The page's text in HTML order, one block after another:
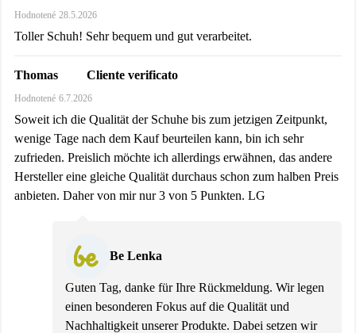
Hodnotené 28.5.2026
Toller Schuh! Sehr bequem und gut verarbeitet.
Thomas Cliente verificato
Hodnotené 6.7.2026
Soweit ich die Qualität der Schuhe bis zum jetzigen Zeitpunkt,
wenige Tage nach dem Kauf beurteilen kann, bin ich sehr
zufrieden. Preislich möchte ich allerdings erwähnen, das andere
Hersteller eine gleiche Qualität durchaus schon zum halben Preis
anbieten. Daher von mir nur 3 von 5 Punkten. LG
Be Lenka
Guten Tag, danke für Ihre Rückmeldung. Wir legen
einen besonderen Fokus auf die Qualität und
Nachhaltigkeit unserer Produkte. Dabei setzen wir